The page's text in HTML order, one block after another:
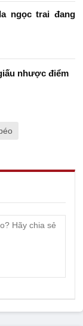
ngọc trai đang
nhược điểm